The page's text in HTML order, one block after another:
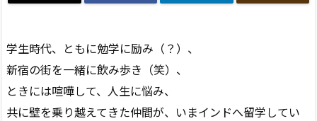
学生時代、ともに勉学に励み（？）、
新宿の街を一緒に飲み歩き（笑）、
ときには喧嘩して、人生に悩み、
共に壁を乗り越えてきた仲間が、いまインドへ留学してい